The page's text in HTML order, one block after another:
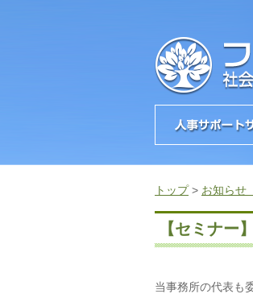
トップ> お知らせ
【セミナー
当事務所の代表も